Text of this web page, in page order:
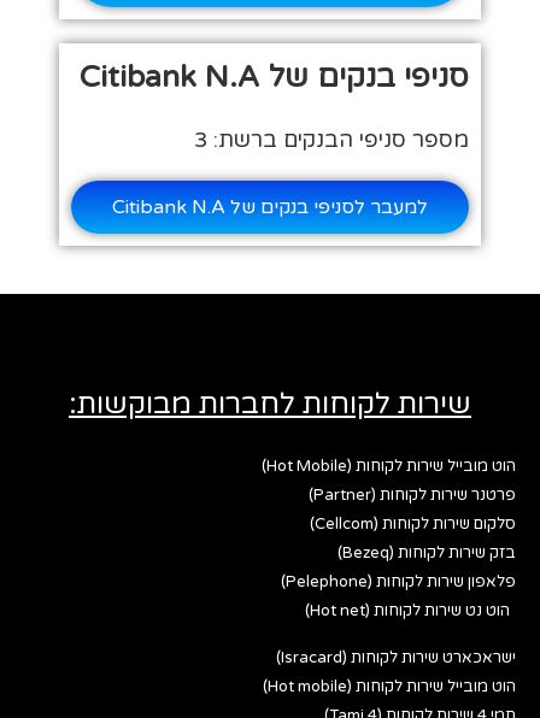
סניפי בנקים של Citibank N.A
מספר סניפי הבנקים ברשת: 3
למעבר לסניפי בנקים של Citibank N.A
שירות לקוחות לחברות מבוקשות:
הוט מובייל שירות לקוחות (Hot Mobile)
פרטנר שירות לקוחות (Partner)
סלקום שירות לקוחות (Cellcom)
בזק שירות לקוחות (Bezeq)
פלאפון שירות לקוחות (Pelephone)
הוט נט שירות לקוחות (Hot net)
ישראכארט שירות לקוחות (Isracard)
הוט מובייל שירות לקוחות (Hot mobile)